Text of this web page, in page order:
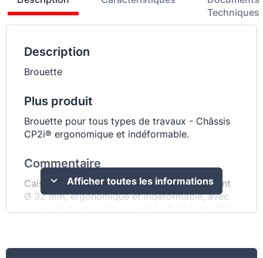
Techniques
Description
Brouette
Plus produit
Brouette pour tous types de travaux - Châssis
CP2i® ergonomique et indéformable.
Commentaire
Caisse peinte 100 l - Châssis CP2i® tube peint
Ø 32 mm, ergonomique et indéformable, avec
supports caisse - Roue gonflée Ø 380 mm (PF
Afficher toutes les informations